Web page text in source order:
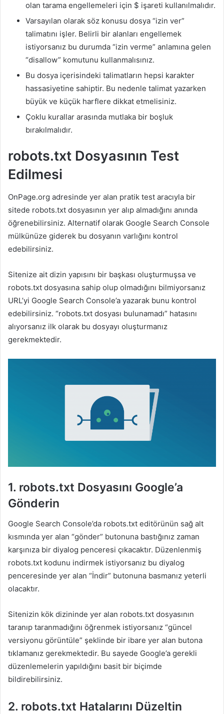
olan tarama engellemeleri için $ işareti kullanılmalıdır.
Varsayılan olarak söz konusu dosya “izin ver”
talimatını işler. Belirli bir alanları engellemek
istiyorsanız bu durumda “izin verme” anlamına gelen
“disallow” komutunu kullanmalısınız.
Bu dosya içerisindeki talimatların hepsi karakter
hassasiyetine sahiptir. Bu nedenle talimat yazarken
büyük ve küçük harflere dikkat etmelisiniz.
Çoklu kurallar arasında mutlaka bir boşluk
bırakılmalıdır.
robots.txt Dosyasının Test
Edilmesi
OnPage.org adresinde yer alan pratik test aracıyla bir
sitede robots.txt dosyasının yer alıp almadığını anında
öğrenebilirsiniz. Alternatif olarak Google Search Console
mülkünüze giderek bu dosyanın varlığını kontrol
edebilirsiniz.
Sitenize ait dizin yapısını bir başkası oluşturmuşsa ve
robots.txt dosyasına sahip olup olmadığını bilmiyorsanız
URL’yi Google Search Console’a yazarak bunu kontrol
edebilirsiniz. “robots.txt dosyası bulunamadı” hatasını
alıyorsanız ilk olarak bu dosyayı oluşturmanız
gerekmektedir.
1. robots.txt Dosyasını Google’a
Gönderin
Google Search Console’da robots.txt editörünün sağ alt
kısmında yer alan “gönder” butonuna bastığınız zaman
karşınıza bir diyalog penceresi çıkacaktır. Düzenlenmiş
robots.txt kodunu indirmek istiyorsanız bu diyalog
penceresinde yer alan “İndir” butonuna basmanız yeterli
olacaktır.
Sitenizin kök dizininde yer alan robots.txt dosyasının
taranıp taranmadığını öğrenmek istiyorsanız “güncel
versiyonu görüntüle” şeklinde bir ibare yer alan butona
tıklamanız gerekmektedir. Bu sayede Google’a gerekli
düzenlemelerin yapıldığını basit bir biçimde
bildirebilirsiniz.
2. robots.txt Hatalarını Düzeltin